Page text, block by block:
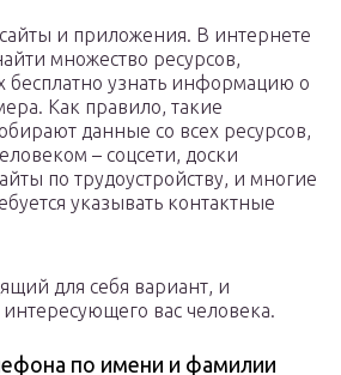
и приложения. В интернете
множество ресурсов,
бесплатно узнать информацию о
Как правило, такие
данные со всех ресурсов,
– соцсети, доски
по трудоустройству, и многие
указывать контактные
для себя вариант, и
интересующего вас человека.
по имени и фамилии